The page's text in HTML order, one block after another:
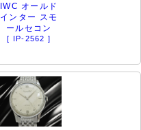
IWC オールド
インター スモ
ールセコン
[ IP-2562 ]